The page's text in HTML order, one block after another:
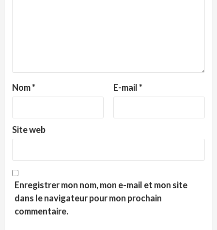
Nom* E-mail*
Site web
Enregistrer mon nom, mon e-mail et mon site
dans le navigateur pour mon prochain
commentaire.